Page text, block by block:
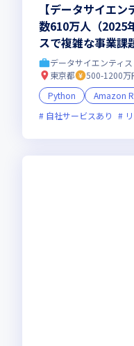
【データサイエ
数610万人（2025
スで複雑な事業課
データサイエンティス
東京都
500-1200万
Python
Amazon
自社サービスあり